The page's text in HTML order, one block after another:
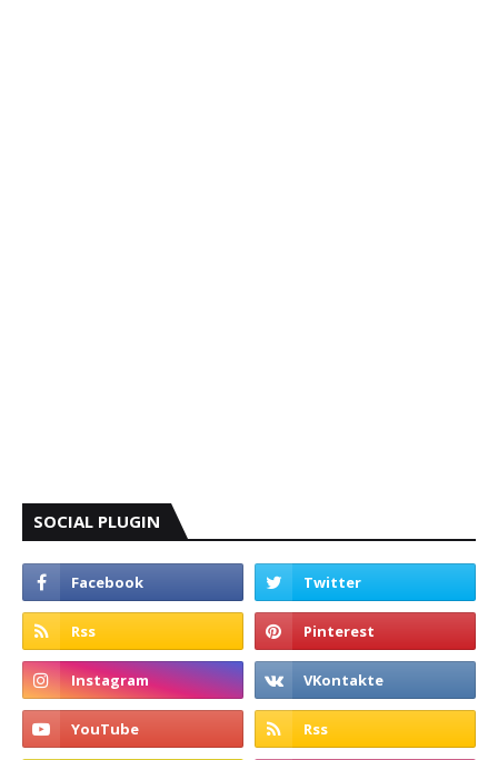
SOCIAL PLUGIN